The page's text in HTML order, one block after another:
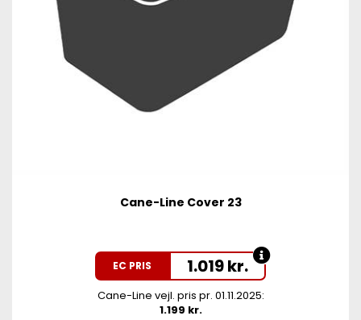
Cane-Line Cover 23
EC PRIS 1.019kr.
Cane-Line vejl. pris pr. 01.11.2025:
1.199 kr.